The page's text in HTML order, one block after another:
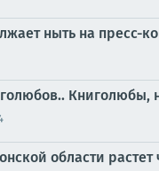
ныть на пресс-
Книголюбы,
области